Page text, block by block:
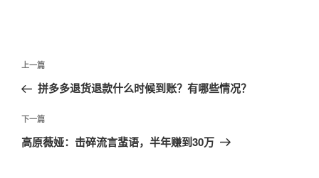
文
导
航
上
一
文
章
上一篇
拼多多退货退款什么时候到账？有哪些情况？
下
一
下一篇
高原薇娅：击碎流言蜚语，半年赚到30万